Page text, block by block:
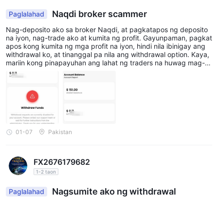
Paglalahad Naqdi broker scammer
Nag-deposito ako sa broker Naqdi, at pagkatapos ng deposito
na iyon, nag-trade ako at kumita ng profit. Gayunpaman, pagkat
apos kong kumita ng mga profit na iyon, hindi nila ibinigay ang
withdrawal ko, at tinanggal pa nila ang withdrawal option. Kaya,
mariin kong pinapayuhan ang lahat ng traders na huwag mag-tr
ade o mag-deposito sa naqdi broker dahil ang kanilang paraan
ng pag-deposito ay sobrang bagal, at ang proseso ng kanilang
withdrawal ay lubhang may problema. Pinapatay pa nila ang mg
a trade sa aming mga account nang walang paunawa. Pakiusap,
huwag kayong mag-trade sa kanila. Nag-deposito ako ng $150,
at tatlo hanggang apat na oras bago ko natanggap ang deposit
o. Pagkatapos, nag-trade ako at kumita, ngunit nang subukan k
ong mag-withdraw, isang buong linggo ang lumipas nang walan
g tagumpay. Pagkatapos, sa sumunod na linggo, binalakan nila
e sa sa kanila. Nagbibigay din ako ng mga screenshot at ang ka
salukuyang petsa bilang patunay.
01-07 Pakistan
FX2676179682
1-2 taon
Paglalahad Nagsumite ako ng withdrawal